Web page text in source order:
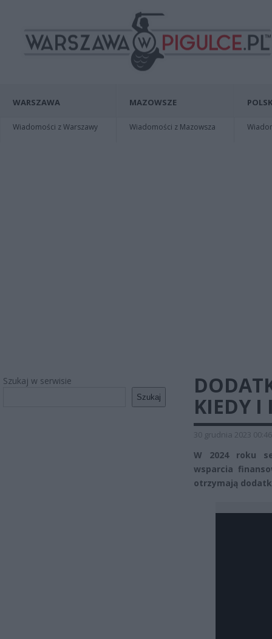
WARSZAWA
Wiadomości z Warszawy
MAZOWSZE
Wiadomości z Mazowsza
Szukaj w serwisie
Szukaj
KIEDY I
30 grudnia 2023 00:46
W 2024 roku
wsparcia
otrzymają